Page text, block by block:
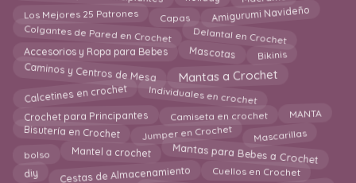
Los Mejores 25 Patrones Capas Amigurumi Navideño
Colgantes de Pared en Crochet Delantal en Crochet
Accesorios y Ropa para Bebes Mascotas Bikinis
Caminos y Centros de Mesa Mantas a Crochet
Calcetines en crochet Individuales en crochet
Crochet para Principantes Camiseta en crochet MANTA
Bisutería en Crochet Jumper en Crochet Mascarillas
bolso Mantel a crochet Mantas para Bebes a Crochet
diy Cestas de Almacenamiento Cuellos en Crochet